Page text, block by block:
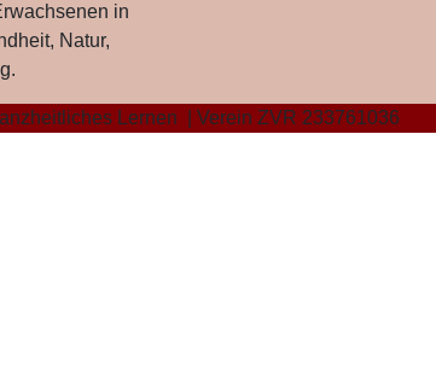
in
Natur,
Lernen | Verein ZVR 233761036